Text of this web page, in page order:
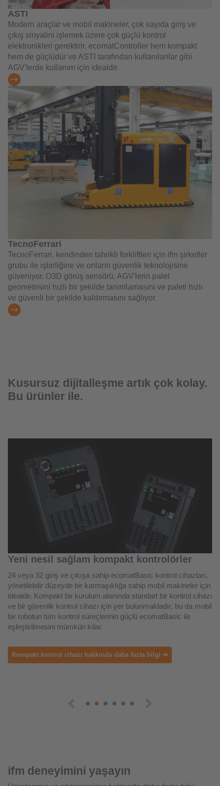
ASTI
Modern araçlar ve mobil makineler, çok sayıda giriş ve
çıkış sinyalini işlemek üzere çok güçlü kontrol
elektronikleri gerektirir. ecomatController hem kompakt
hem de güçlüdür ve ASTI tarafından kullanılanlar gibi
AGV'lerde kullanım için idealdir.
TecnoFerrari
TecnoFerrari, kendinden tahrikli forkliftleri için ifm şirketler
grubu ile işbirliğine ve onların güvenlik teknolojisine
güveniyor. O3D görüş sensörü, AGV'lerin palet
geometrisini hızlı bir şekilde tanımlamasını ve paleti hızlı
ve güvenli bir şekilde kaldırmasını sağlıyor.
Kusursuz dijitalleşme artık çok kolay.
Bu ürünler ile.
ifm deneyimini yaşayın